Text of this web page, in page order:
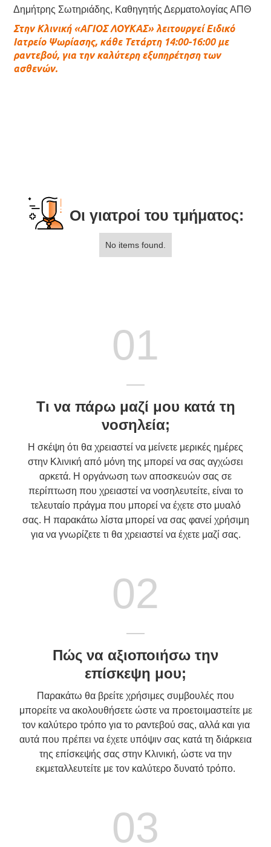
Δημήτρης Σωτηριάδης, Καθηγητής Δερματολογίας ΑΠΘ
Στην Κλινική «ΑΓΙΟΣ ΛΟΥΚΑΣ» λειτουργεί Ειδικό
Ιατρείο Ψωρίασης, κάθε Τετάρτη 14:00-16:00 με
ραντεβού, για την καλύτερη εξυπηρέτηση των
ασθενών.
Οι γιατροί του τμήματος:
No items found.
01
Τι να πάρω μαζί μου κατά τη
νοσηλεία;
Η σκέψη ότι θα χρειαστεί να μείνετε μερικές ημέρες
στην Κλινική από μόνη της μπορεί να σας αγχώσει
αρκετά. Η οργάνωση των αποσκευών σας σε
περίπτωση που χρειαστεί να νοσηλευτείτε, είναι το
τελευταίο πράγμα που μπορεί να έχετε στο μυαλό
σας. Η παρακάτω λίστα μπορεί να σας φανεί χρήσιμη
για να γνωρίζετε τι θα χρειαστεί να έχετε μαζί σας.
02
Πώς να αξιοποιήσω την
επίσκεψη μου;
Παρακάτω θα βρείτε χρήσιμες συμβουλές που
μπορείτε να ακολουθήσετε ώστε να προετοιμαστείτε με
τον καλύτερο τρόπο για το ραντεβού σας, αλλά και για
αυτά που πρέπει να έχετε υπόψιν σας κατά τη διάρκεια
της επίσκεψής σας στην Κλινική, ώστε να την
εκμεταλλευτείτε με τον καλύτερο δυνατό τρόπο.
03